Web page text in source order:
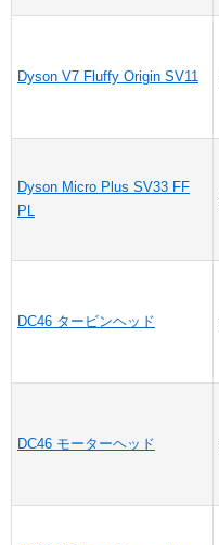
Dyson V7 Fluffy Origin SV11
Dyson Micro Plus SV33 FF
PL
DC46 タービンヘッド
DC46 モーターヘッド